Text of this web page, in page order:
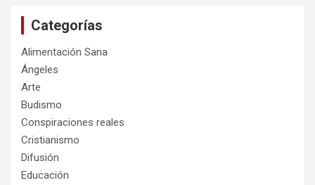
Categorías
Alimentación Sana
Ángeles
Arte
Budismo
Conspiraciones reales
Cristianismo
Difusión
Educación